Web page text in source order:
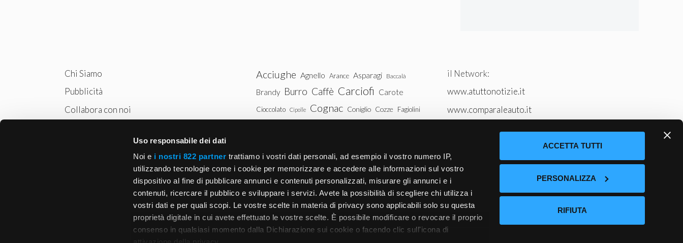
Uso responsabile dei dati
Noi e i nostri 822 partner trattiamo i vostri dati personali, ad esempio il vostro numero IP,
utilizzando tecnologie come i cookie per memorizzare e accedere alle informazioni sul vostro
dispositivo al fine di pubblicare annunci e contenuti personalizzati, misurare gli annunci e i
contenuti, ricercare il pubblico e sviluppare i servizi. Avete la possibilità di scegliere chi utilizza i
vostri dati e per quali scopi. Le vostre scelte in materia di privacy sono applicabili solo su questa
proprietà digitale in cui avete effettuato le vostre scelte. È possibile modificare o revocare il proprio
consenso in qualsiasi momento dalla Dichiarazione sui cookie o facendo clic sull'icona di
ACCETTA TUTTI
PERSONALIZZA
RIFIUTA
Chi Siamo
Pubblicità
Collabora con noi
Acciughe Agnello Arance Asparagi Baccalà
Brandy Burro Caffè Carciofi Carote
Cioccolato Cipolle Cognac Coniglio Cozze Fagiolini
Patate Peperoni Piselli Pollo
Pomodori Ricotta Rum
Spinaci Tacchino Tonno Uova Vitello
Vodka Whisky Zucca Zucchine
il Network:
www.atuttonotizie.it
www.comparaleauto.it